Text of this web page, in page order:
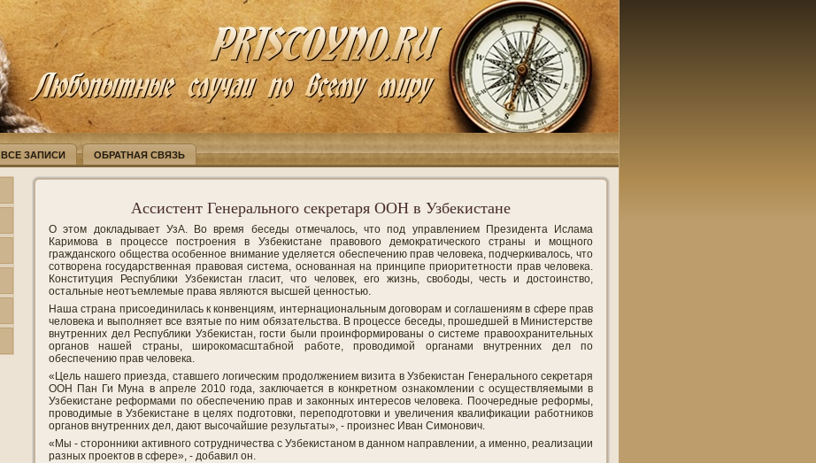
ВСЕ ЗАПИСИ ОБРАТНАЯ СВЯЗЬ
Ассистент Генерального секретаря ООН в Узбекистане
О этом докладывает УзА. Во время беседы отмечалось, что под управлением Президента Ислама
Каримова в процессе построения в Узбекистане правового демократического страны и мощного
гражданского общества особенное внимание уделяется обеспечению прав человека, подчеркивалось, что
сотворена государственная правовая система, основанная на принципе приоритетности прав человека.
Конституция Республики Узбекистан гласит, что человек, его жизнь, свободы, честь и достоинство,
остальные неотъемлемые права являются высшей ценностью.
Наша страна присоединилась к конвенциям, интернациональным договорам и соглашениям в сфере прав
человека и выполняет все взятые по ним обязательства. В процессе беседы, прошедшей в Министерстве
внутренних дел Республики Узбекистан, гости были проинформированы о системе правоохранительных
органов нашей страны, широкомасштабной работе, проводимой органами внутренних дел по
обеспечению прав человека.
«Цель нашего приезда, ставшего логическим продолжением визита в Узбекистан Генерального секретаря
ООН Пан Ги Муна в апреле 2010 года, заключается в конкретном ознакомлении с осуществляемыми в
Узбекистане реформами по обеспечению прав и законных интересов человека. Поочередные реформы,
проводимые в Узбекистане в целях подготовки, переподготовки и увеличения квалификации работников
органов внутренних дел, дают высочайшие результаты», - произнес Иван Симонович.
«Мы - сторонники активного сотрудничества с Узбекистаном в данном направлении, а именно, реализации
разных проектов в сфере», - добавил он.